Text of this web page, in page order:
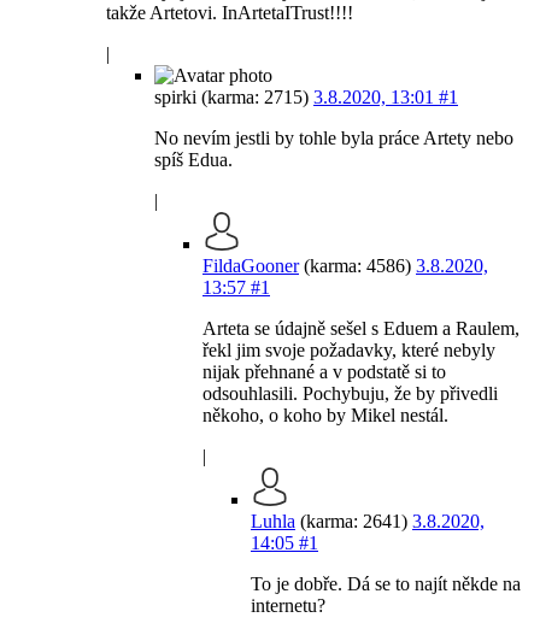
takže Artetovi. InArtetaITrust!!!!
|
spirki (karma: 2715) 3.8.2020, 13:01 #1
No nevím jestli by tohle byla práce Artety nebo
spíš Edua.
|
FildaGooner(karma: 4586) 3.8.2020,
13:57 #1
Arteta se údajně sešel s Eduem a Raulem,
řekl jim svoje požadavky, které nebyly
nijak přehnané a v podstatě si to
odsouhlasili. Pochybuju, že by přivedli
někoho, o koho by Mikel nestál.
|
Luhla (karma: 2641) 3.8.2020,
14:05 #1
To je dobře. Dá se to najít někde na
internetu?